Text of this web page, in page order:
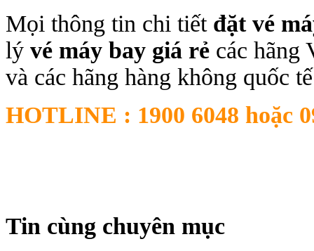
Mọi thông tin chi tiết đặt vé
lý vé máy bay giá rẻ các hãng
và các hãng hàng không quốc
HOTLINE : 1900 6048 hoặc
Tin cùng chuyên mục